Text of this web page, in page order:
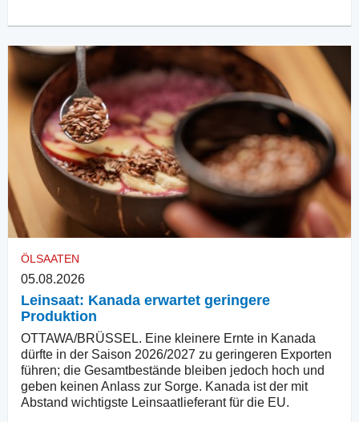
ÖLSAATEN
05.08.2026
Leinsaat: Kanada erwartet geringere
Produktion
OTTAWA/BRÜSSEL. Eine kleinere Ernte in Kanada
dürfte in der Saison 2026/2027 zu geringeren Exporten
führen; die Gesamtbestände bleiben jedoch hoch und
geben keinen Anlass zur Sorge. Kanada ist der mit
Abstand wichtigste Leinsaatlieferant für die EU.